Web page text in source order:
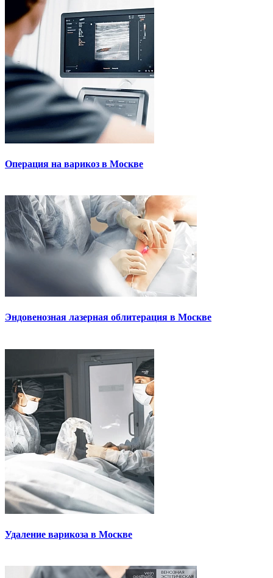
Операция на варикоз в Москве
Эндовенозная лазерная облитерация в Москве
Удаление варикоза в Москве